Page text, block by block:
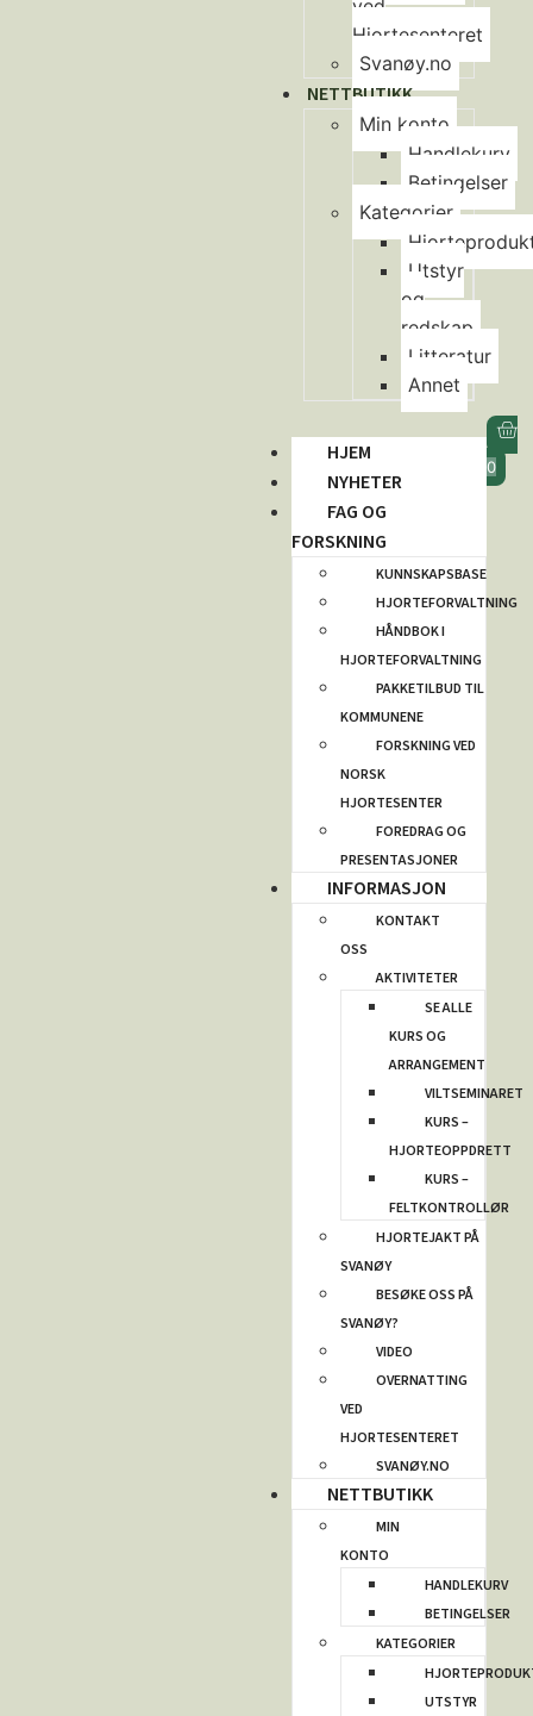
ved
Hjortesenteret
Svanøy.no
NETTBUTIKK
Min konto
Handlekurv
Betingelser
Kategorier
Utstyr
og
redskap
Litteratur
Annet
HJEM
NYHETER
FAG OG
FORSKNING
KUNNSKAPSBASE
HJORTEFORVALTNING
HÅNDBOK I
HJORTEFORVALTNING
PAKKETILBUD TIL
KOMMUNENE
FORSKNING VED
NORSK
HJORTESENTER
FOREDRAG OG
PRESENTASJONER
INFORMASJON
KONTAKT
OSS
AKTIVITETER
SE ALLE
KURS OG
ARRANGEMENT
VILTSEMINARET
KURS –
HJORTEOPPDRETT
KURS –
FELTKONTROLLØR
HJORTEJAKT PÅ
SVANØY
BESØKE OSS PÅ
SVANØY?
VIDEO
OVERNATTING
VED
HJORTESENTERET
SVANØY.NO
NETTBUTIKK
MIN
KONTO
HANDLEKURV
BETINGELSER
KATEGORIER
UTSTYR
0